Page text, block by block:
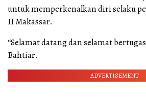
untuk memperkenalkan diri selaku
II Makassar.
“Selamat datang dan selamat
Bahtiar.
ADVERTISEMENT